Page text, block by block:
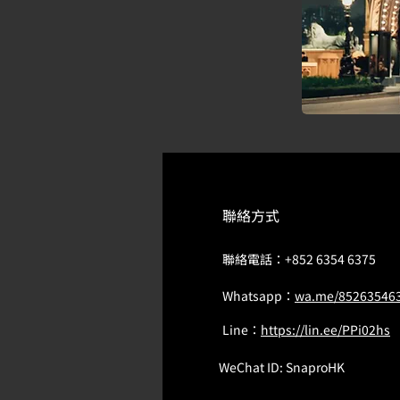
聯絡方式
聯絡電話： +852 6354 6375
Whatsapp： wa.me/
Line： https://lin.ee/PPi02hs
WeChat ID: SnaproHK